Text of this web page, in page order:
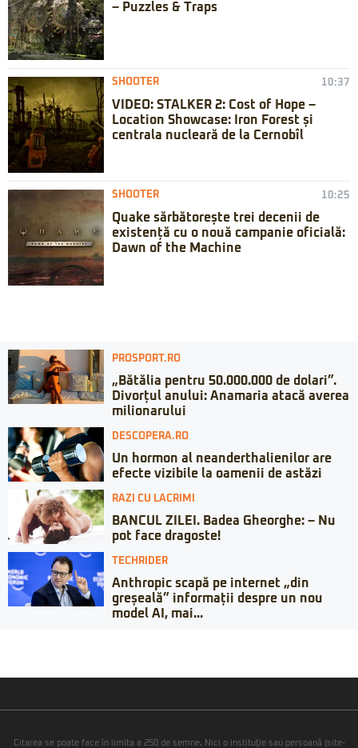
– Puzzles & Traps
SHOOTER 10:37
VIDEO: STALKER 2: Cost of Hope –
Location Showcase: Iron Forest și
centrala nucleară de la Cernobîl
SHOOTER 10:25
Quake sărbătorește trei decenii de
existență cu o nouă campanie oficială:
Dawn of the Machine
PROSPORT.RO
„Bătălia pentru 50.000.000 de dolari”.
Divorțul anului: Anamaria atacă averea
milionarului
DESCOPERA.RO
Un hormon al neanderthalienilor are
efecte vizibile la oamenii de astăzi
RAZI CU LACRIMI
BANCUL ZILEI. Badea Gheorghe: – Nu
pot face dragoste!
TECHRIDER
Anthropic scapă pe internet „din
greșeală” informații despre un nou
model AI, mai...
Citarea se poate face în limita a 250 de semne. Nici o instituţie sau persoană (site-